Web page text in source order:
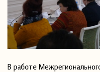
В работе